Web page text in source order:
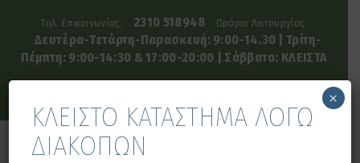
Τηλ. Επικοινωνίας: 2310 518948 Ωράριο Λειτουργίας:
Δευτέρα-Τετάρτη-Παρασκευή: 9:00-14.30 | Τρίτη-
Πέμπτη: 9:00-14:30 & 17:00-20:00 | Σάββατο: ΚΛΕΙΣΤΑ
ΚΛΕΙΣΤΟ ΚΑΤΑΣΤΗΜΑ ΛΟΓΩ
ΔΙΑΚΟΠΩΝ
×